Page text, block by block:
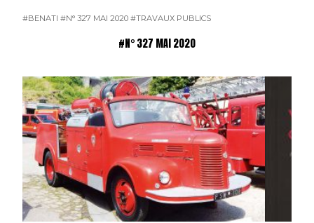
#BENATI #N° 327 MAI 2020 #TRAVAUX PUBLICS
#N° 327 MAI 2020